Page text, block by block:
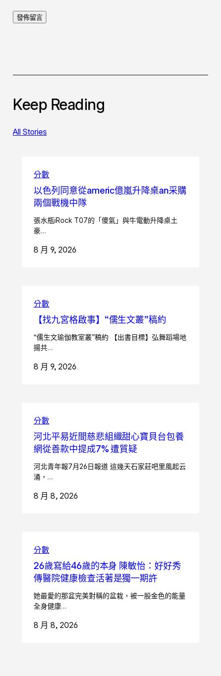
Keep Reading
All Stories
分數
以色列同意從americ億嵐升降桌an采購
兩個戰機中隊
張水瓶iRock T07的「傻氣」與牛電動升降桌土
豪…
8 月 9, 2026
分數
【找九宮格啟事】“儒生文叢”稿約
“儒生文瑜伽教室叢”稿約 【出書目標】弘舞蹈場地
揚共…
8 月 9, 2026
分數
河北平易近間慈悲組織甜心寶貝台包養
網從善款中提成7% 遭質疑
河北青年報7月26日報道 這幾天石家莊吧里風起云
涌，…
8 月 8, 2026
分數
26歲寫給46歲的本身 陳敏怡：好好秀
傳醫院健康檢查活著是獨一期許
她最愛的那盆完美對稱的盆栽，被一股金色的能量
全身健康…
8 月 8, 2026